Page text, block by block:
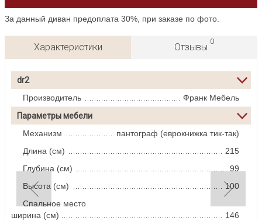
За данный диван предоплата 30%, при заказе по фото.
Характеристики Отзывы
0
dr2
Производитель
Франк Мебель
Параметры мебели
Механизм
пантограф (еврокнижка тик-так)
Длина (см)
215
Глубина (см)
99
Высота (см)
100
Спальное место
ширина (см)
146